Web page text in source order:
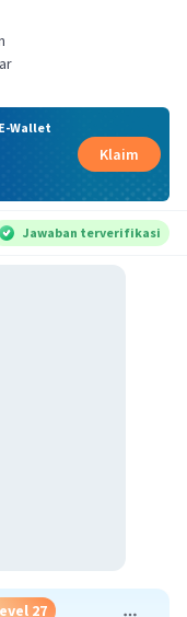
Wallet
Klaim
Jawaban terverifikasi
27